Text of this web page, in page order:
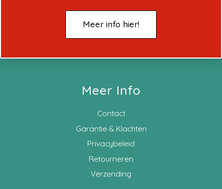
Meer info hier!
Meer Info
Contact
Garantie & Klachten
Privacybeleid
Retourneren
Verzending